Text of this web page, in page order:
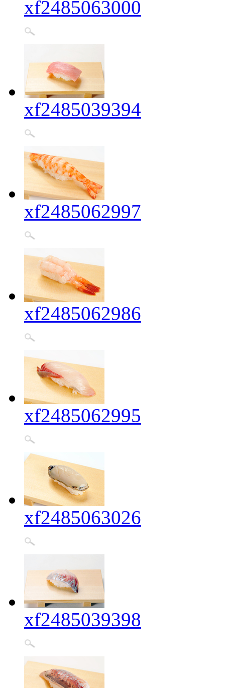
xf2485063000
xf2485039394
xf2485062997
xf2485062986
xf2485062995
xf2485063026
xf2485039398